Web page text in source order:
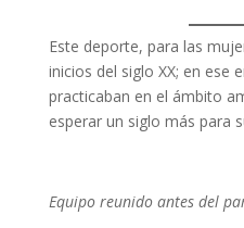
Este deporte, para las
inicios del siglo XX; en ese
practicaban en el ámbito
esperar un siglo más para
Equipo reunido antes del